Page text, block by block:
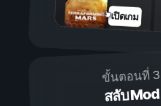
เปิดเกม
ขั้นตอนที่ 3
สลับ Mod